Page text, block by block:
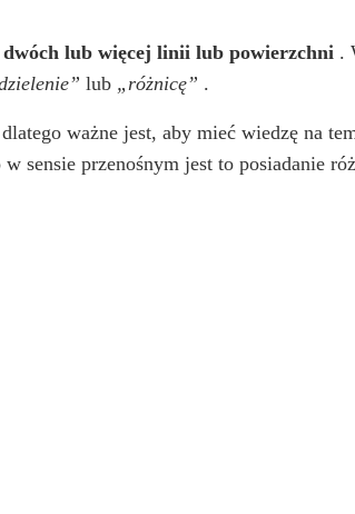
lub więcej linii lub powierzchni .
lub „różnicę” .
ważne jest, aby mieć wiedzę na
sensie przenośnym jest to posiadanie